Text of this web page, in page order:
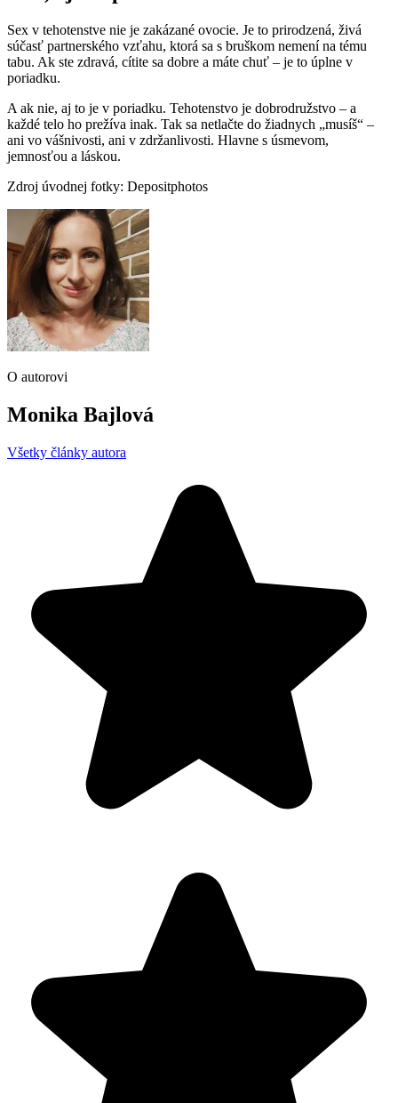
Sex v tehotenstve nie je zakázané ovocie. Je to prirodzená, živá
súčasť partnerského vzťahu, ktorá sa s bruškom nemení na tému
tabu. Ak ste zdravá, cítite sa dobre a máte chuť – je to úplne v
poriadku.
A ak nie, aj to je v poriadku. Tehotenstvo je dobrodružstvo – a
každé telo ho prežíva inak. Tak sa netlačte do žiadnych „musíš“ –
ani vo vášnivosti, ani v zdržanlivosti. Hlavne s úsmevom,
jemnosťou a láskou.
Zdroj úvodnej fotky: Depositphotos
O autorovi
Monika Bajlová
Všetky články autora